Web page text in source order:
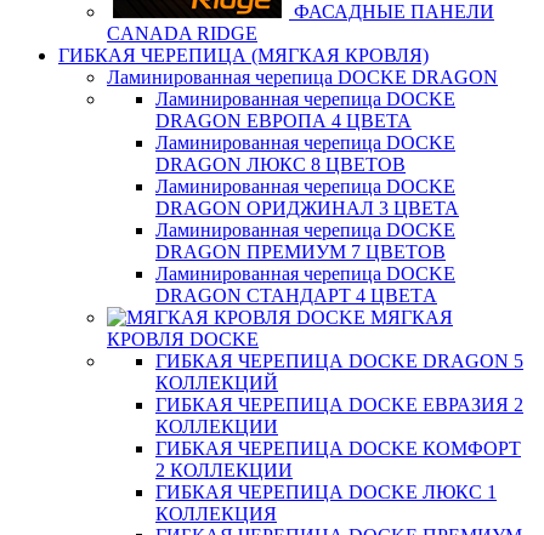
ФАСАДНЫЕ ПАНЕЛИ
CANADA RIDGE
ГИБКАЯ ЧЕРЕПИЦА (МЯГКАЯ КРОВЛЯ)
Ламинированная черепица DOCKE DRAGON
Ламинированная черепица DOCKE
DRAGON ЕВРОПА 4 ЦВЕТА
Ламинированная черепица DOCKE
DRAGON ЛЮКС 8 ЦВЕТОВ
Ламинированная черепица DOCKE
DRAGON ОРИДЖИНАЛ 3 ЦВЕТА
Ламинированная черепица DOCKE
DRAGON ПРЕМИУМ 7 ЦВЕТОВ
Ламинированная черепица DOCKE
DRAGON СТАНДАРТ 4 ЦВЕТA
МЯГКАЯ
КРОВЛЯ DOCKE
ГИБКАЯ ЧЕРЕПИЦА DOCKE DRAGON 5
КОЛЛЕКЦИЙ
ГИБКАЯ ЧЕРЕПИЦА DOCKE ЕВРАЗИЯ 2
КОЛЛЕКЦИИ
ГИБКАЯ ЧЕРЕПИЦА DOCKE КОМФОРТ
2 КОЛЛЕКЦИИ
ГИБКАЯ ЧЕРЕПИЦА DOCKE ЛЮКС 1
КОЛЛЕКЦИЯ